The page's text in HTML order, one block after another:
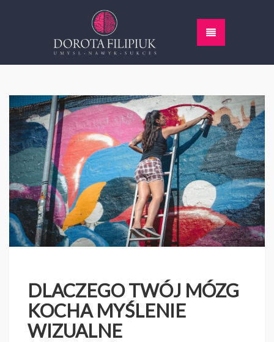
DLACZEGO TWÓJ MÓZG
KOCHA MYŚLENIE
WIZUALNE